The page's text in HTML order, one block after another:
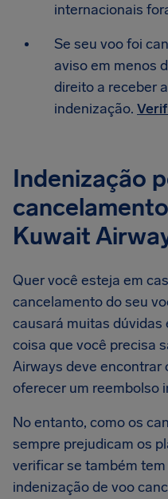
internacionais
Se seu voo foi
aviso em menos
direito a receber
indenização.
Indenização
Kuwait
Quer você esteja em
cancelamento do seu
causará muitas dúvidas
coisa que você precisa
Airways deve encontrar
oferecer um reembolso
No entanto, como os
sempre prejudicam os
verificar se também
indenização de voo